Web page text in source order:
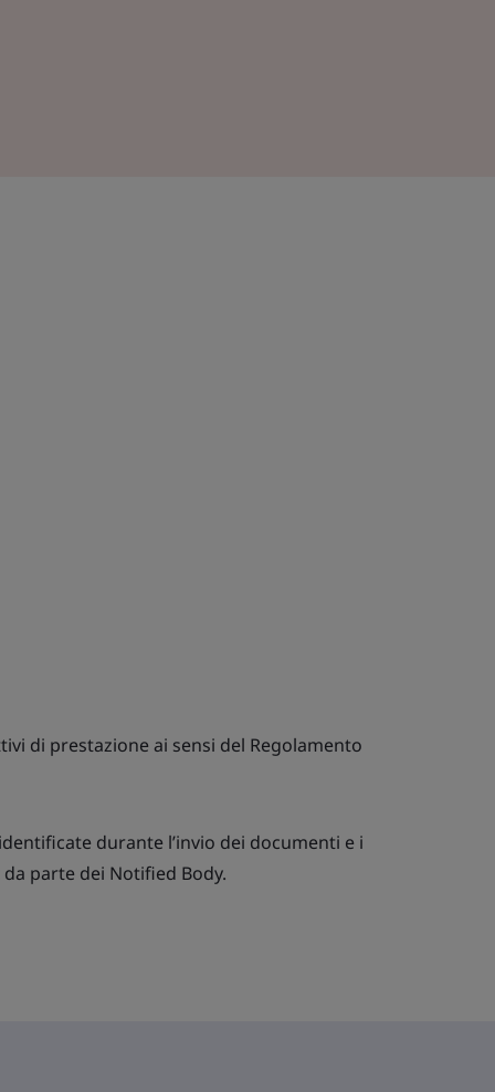
di prestazione ai sensi del Regolamento
durante l’invio dei documenti e i
parte dei Notified Body.